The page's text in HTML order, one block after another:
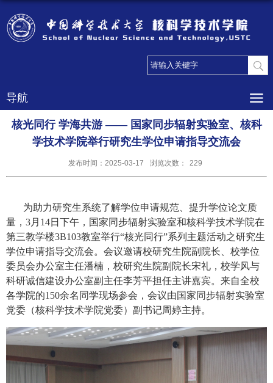
导航
核光同行 学海共游 —— 国家同步辐射实验室、核科
学技术学院举行研究生学位申请指导交流会
发布时间：2025-03-17 浏览次数： 229
为助力研究生系统了解学位申请规范、提升学位论文质
量， 3月 14日下午，国家同步辐射实验室和核科学技术学院在
第三教学楼3B103教室举行“核光同行”系列主题活动之研究生
学位申请指导交流会。会议邀请校研究生院副院长、校学位
委员会办公室主任潘楠，校研究生院副院长宋礼，校学风与
科研诚信建设办公室副主任李芳平担任主讲嘉宾。来自全校
各学院的150余名同学现场参会，会议由国家同步辐射实验室
党委（核科学技术学院党委）副书记周婷主持。